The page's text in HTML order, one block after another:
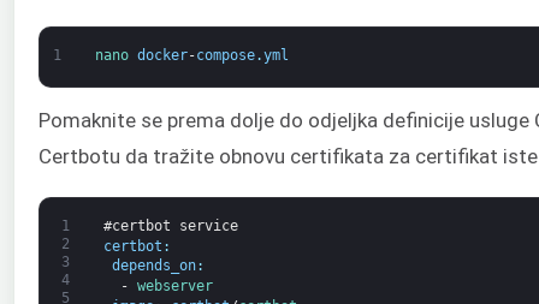
1 nano docker-compose.yml
Pomaknite se prema dolje do odjeljka definicije
Certbotu da tražite obnovu certifikata za certifikat
1
2
3
4
5
#certbot service
certbot :
depends_on:
- webserver